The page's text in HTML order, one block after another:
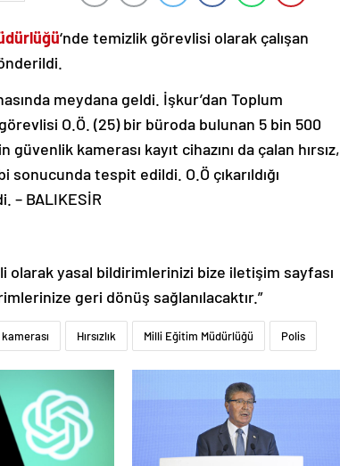
‘nde temizlik görevlisi olarak çalışan
meydana geldi. İşkur’dan Toplum
O.Ö. (25) bir büroda bulunan 5 bin 500
kamerası kayıt cihazını da çalan hırsız,
sonucunda tespit edildi. O.Ö çıkarıldığı
– BALIKESİR
olarak yasal bildirimlerinizi bize iletişim sayfası
geri dönüş sağlanılacaktır.”
Hırsızlık Milli Eğitim Müdürlüğü Polis